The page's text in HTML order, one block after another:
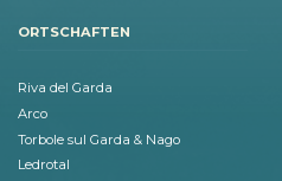
ORTSCHAFTEN
Riva del Garda
Arco
Torbole sul Garda & Nago
Ledrotal